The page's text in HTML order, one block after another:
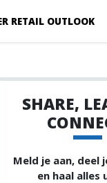
RETAIL OUTLOOK
SHARE,
Meld je aan, deel
en haal alles